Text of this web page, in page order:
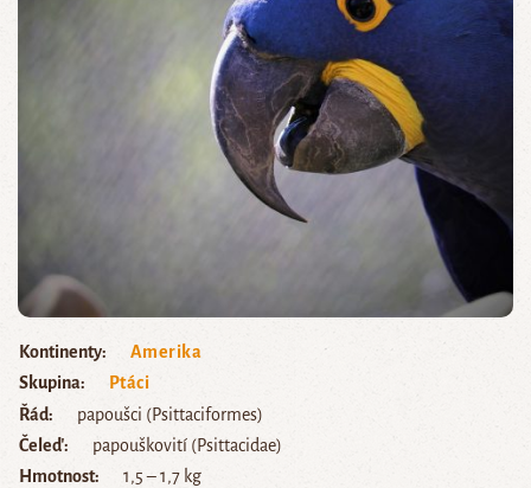
Kontinenty
Amerika
Skupina
Ptáci
Řád
papoušci (Psittaciformes)
Čeleď
papouškovití (Psittacidae)
Hmotnost
1,5 – 1,7 kg